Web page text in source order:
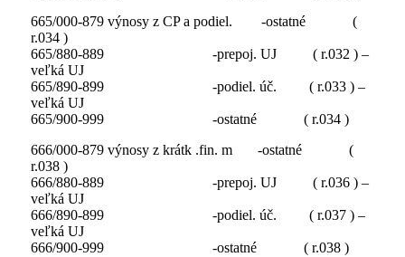
665/000-879 výnosy z CP a podiel. -ostatné (
r.034 )
665/880-889 -prepoj. UJ ( r.032 ) –
veľká UJ
665/890-899 -podiel. úč. ( r.033 ) –
veľká UJ
665/900-999 -ostatné ( r.034 )
666/000-879 výnosy z krátk .fin. m -ostatné (
r.038 )
666/880-889 -prepoj. UJ ( r.036 ) –
veľká UJ
666/890-899 -podiel. úč. ( r.037 ) –
veľká UJ
666/900-999 -ostatné ( r.038 )